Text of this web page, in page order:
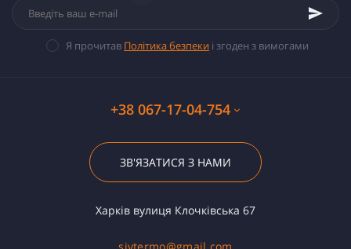
Я прочитав Політика безпеки і згоден з вимогами
+38 067-17-04-754
ЗВ'ЯЗАТИСЯ З НАМИ
Харків вулиця Клочківська 67